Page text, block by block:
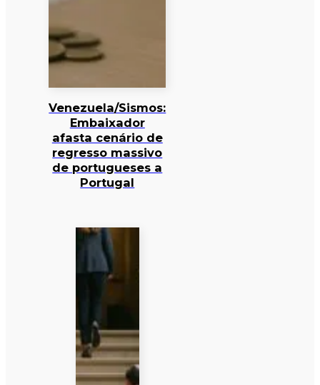
Venezuela/Sismos:
Embaixador
afasta cenário de
regresso massivo
de portugueses a
Portugal